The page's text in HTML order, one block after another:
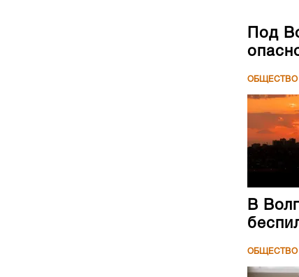
Под
ОБЩЕСТВО
В
ОБЩЕСТВО